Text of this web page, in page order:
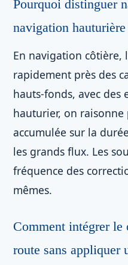
Pourquoi distinguer
navigation hauturière
En navigation côtière,
rapidement près des
hauts-fonds, avec des
hauturier, on
accumulée sur la
les grands flux. Les
fréquence des
mêmes.
Comment intégrer le
route sans appliquer